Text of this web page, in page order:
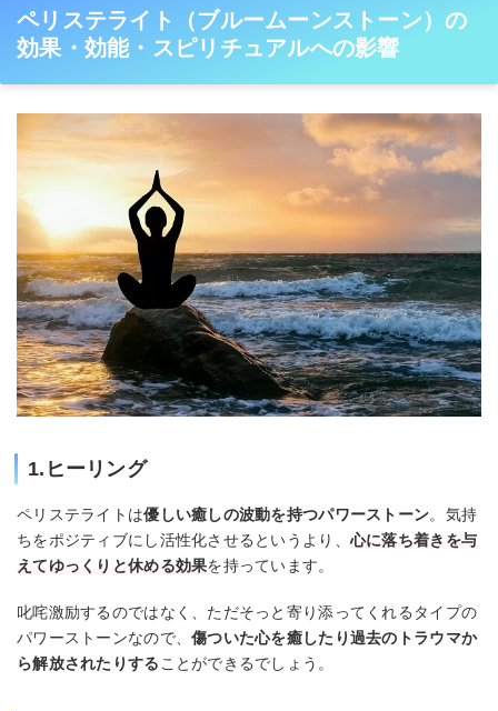
ペリステライト（ブルームーンストーン）の
効果・効能・スピリチュアルへの影響
1.ヒーリング
ペリステライトは優しい癒しの波動を持つパワーストーン。気持
ちをポジティブにし活性化させるというより、 心に落ち着きを与
えてゆっくりと休める効果を持っています。
叱咤激励するのではなく、ただそっと寄り添ってくれるタイプの
パワーストーンなので、傷ついた心を癒したり過去のトラウマか
ら解放されたりする ことができるでしょう。